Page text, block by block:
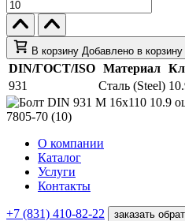
В корзину Добавлено в корзину
DIN/ГОСТ/ISO Материал
931
Сталь (Steel)
О компании
Каталог
Услуги
Контакты
+7 (831) 410-82-22 заказать